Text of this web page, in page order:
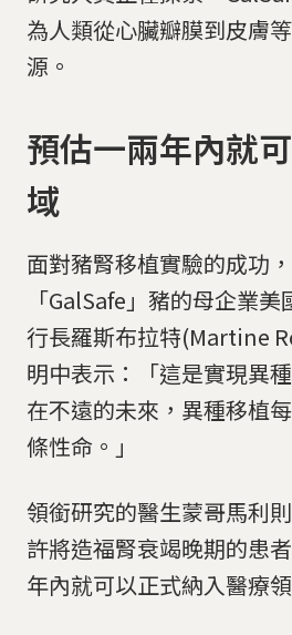
為人類從心臟瓣膜到皮膚
源。
預估一兩年內就
域
面對豬腎移植實驗的成功
「GalSafe」豬的母企業
行長羅斯布拉特(Martine
明中表示：「這是實現異
在不遠的未來，異種移植
條性命。」
領銜研究的醫生蒙哥馬利
許將造福腎衰竭晚期的患
年內就可以正式納入醫療領